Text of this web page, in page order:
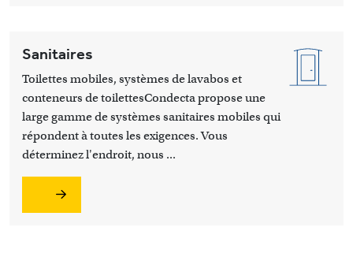
Sanitaires
Toilettes mobiles, systèmes de lavabos et
conteneurs de toilettesCondecta propose une
large gamme de systèmes sanitaires mobiles qui
répondent à toutes les exigences. Vous
déterminez l'endroit, nous ...